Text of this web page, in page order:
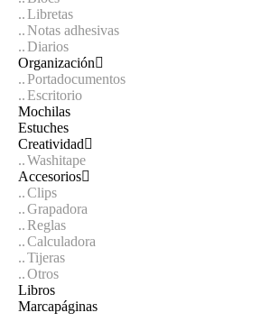
Libretas
Notas adhesivas
Diarios
Organización
Portadocumentos
Escritorio
Mochilas
Estuches
Creatividad
Washitape
Accesorios
Clips
Grapadora
Reglas
Calculadora
Tijeras
Otros
Libros
Marcapáginas